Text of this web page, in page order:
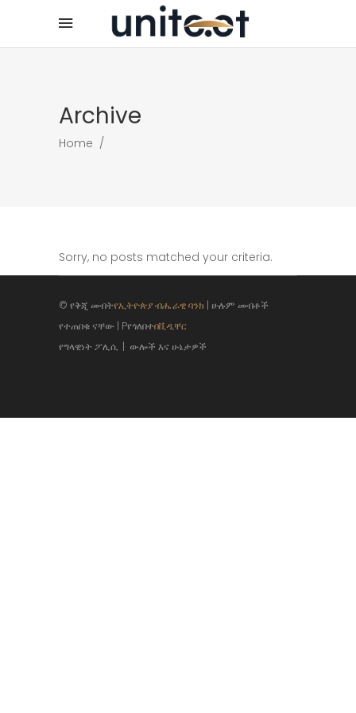
Archive
Home /
Sorry, no posts matched your criteria.
© የቅጂ መብትየኢትዮጵያ ብሔራዊ ባንክ | ሁሉም መብቶች
የተጠበቁ ናቸው | Pየጎለበተበቪዲቸር
የግላዊነት ፖሊሲ | ውሎች እና ሁኔታዎች